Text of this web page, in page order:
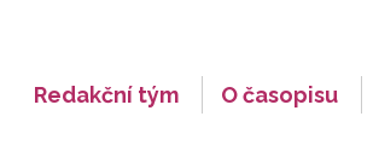
Redakční tým O časopisu